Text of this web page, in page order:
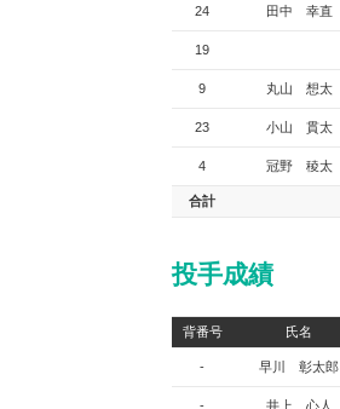
24 田中 幸直
19
9 丸山 想太
23 小山 貫太
4 冠野 稜太
合計
投手成績
背番号 氏名
- 早川 彰太郎
- 井上 心人